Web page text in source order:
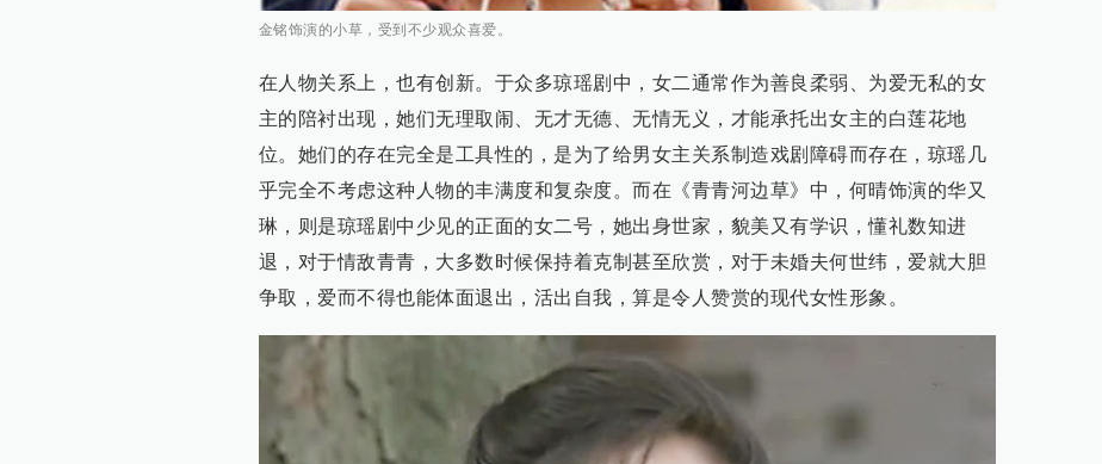
金铭饰演的小草，受到不少观众喜爱。
在人物关系上，也有创新。于众多琼瑶剧中，女二通常作为善良柔弱、为爱无私的女
主的陪衬出现，她们无理取闹、无才无德、无情无义，才能承托出女主的白莲花地
位。她们的存在完全是工具性的，是为了给男女主关系制造戏剧障碍而存在，琼瑶几
乎完全不考虑这种人物的丰满度和复杂度。而在《青青河边草》中，何晴饰演的华又
琳，则是琼瑶剧中少见的正面的女二号，她出身世家，貌美又有学识，懂礼数知进
退，对于情敌青青，大多数时候保持着克制甚至欣赏，对于未婚夫何世纬，爱就大胆
争取，爱而不得也能体面退出，活出自我，算是令人赞赏的现代女性形象。